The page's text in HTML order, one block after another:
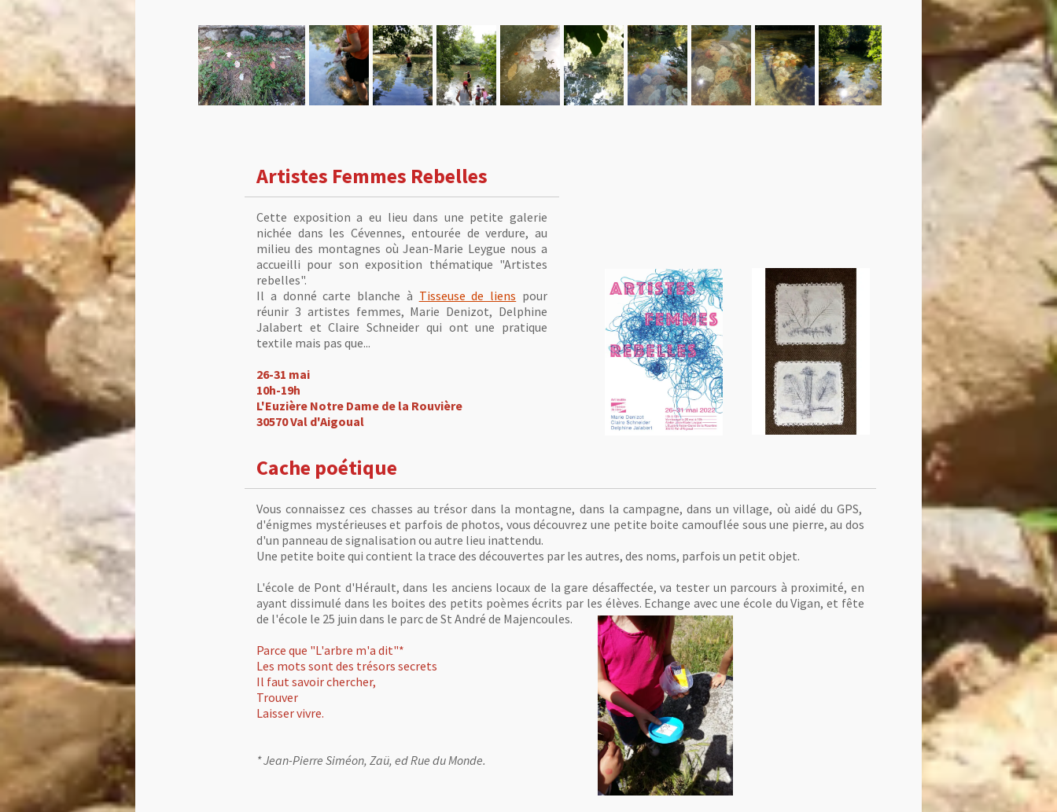
Artistes Femmes Rebelles
Cette exposition a eu lieu dans une petite galerie
nichée dans les Cévennes, entourée de verdure, au
milieu des montagnes où Jean-Marie Leygue nous a
accueilli pour son exposition thématique "Artistes
rebelles".
Il a donné carte blanche à Tisseuse de liens pour
réunir 3 artistes femmes, Marie Denizot, Delphine
Jalabert et Claire Schneider qui ont une pratique
textile mais pas que...
26-31 mai
10h-19h
L'Euzière Notre Dame de la Rouvière
30570 Val d'Aigoual
Cache poétique
Vous connaissez ces chasses au trésor dans la montagne, dans la campagne, dans un village, où aidé du GPS,
d'énigmes mystérieuses et parfois de photos, vous découvrez une petite boite camouflée sous une pierre, au dos
d'un panneau de signalisation ou autre lieu inattendu.
Une petite boite qui contient la trace des découvertes par les autres, des noms, parfois un petit objet.
L'école de Pont d'Hérault, dans les anciens locaux de la gare désaffectée, va tester un parcours à proximité, en
ayant dissimulé dans les boites des petits poèmes écrits par les élèves. Echange avec une école du Vigan, et fête
de l'école le 25 juin dans le parc de St André de Majencoules.
Parce que "L'arbre m'a dit"*
Les mots sont des trésors secrets
Il faut savoir chercher,
Trouver
Laisser vivre.
* Jean-Pierre Siméon, Zaü, ed Rue du Monde.